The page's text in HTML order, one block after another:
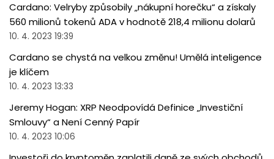
Cardano: Velryby způsobily „nákupní horečku“ a získaly
560 milionů tokenů ADA v hodnotě 218,4 milionu dolarů
10. 4. 2023 19:39
Cardano se chystá na velkou změnu! Umělá inteligence
je klíčem
10. 4. 2023 13:33
Jeremy Hogan: XRP Neodpovídá Definice „Investiční
Smlouvy“ a Není Cenný Papír
10. 4. 2023 10:06